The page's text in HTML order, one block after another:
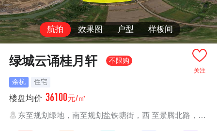
航拍 效果图 户型 样板间
关注
绿城云诵桂月轩 不限购
余杭 住宅
楼盘均价 36100元/㎡
东至规划绿地，南至规划盐铁塘街，西 至景腾北路，北至规划道路